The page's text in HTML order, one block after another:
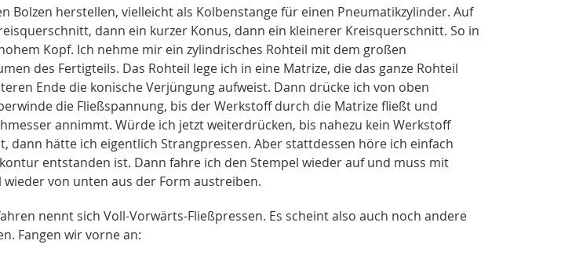
Bolzen herstellen, vielleicht als Kolbenstange für einen Pneumatikzylinder. Auf
dann ein kurzer Konus, dann ein kleinerer Kreisquerschnitt. So in
Kopf. Ich nehme mir ein zylindrisches Rohteil mit dem großen
des Fertigteils. Das Rohteil lege ich in eine Matrize, die das ganze Rohteil
Ende die konische Verjüngung aufweist. Dann drücke ich von oben
die Fließspannung, bis der Werkstoff durch die Matrize fließt und
annimmt. Würde ich jetzt weiterdrücken, bis nahezu kein Werkstoff
dann hätte ich eigentlich Strangpressen. Aber stattdessen höre ich einfach
entstanden ist. Dann fahre ich den Stempel wieder auf und muss mit
von unten aus der Form austreiben.
nennt sich Voll-Vorwärts-Fließpressen. Es scheint also auch noch andere
Fangen wir vorne an: